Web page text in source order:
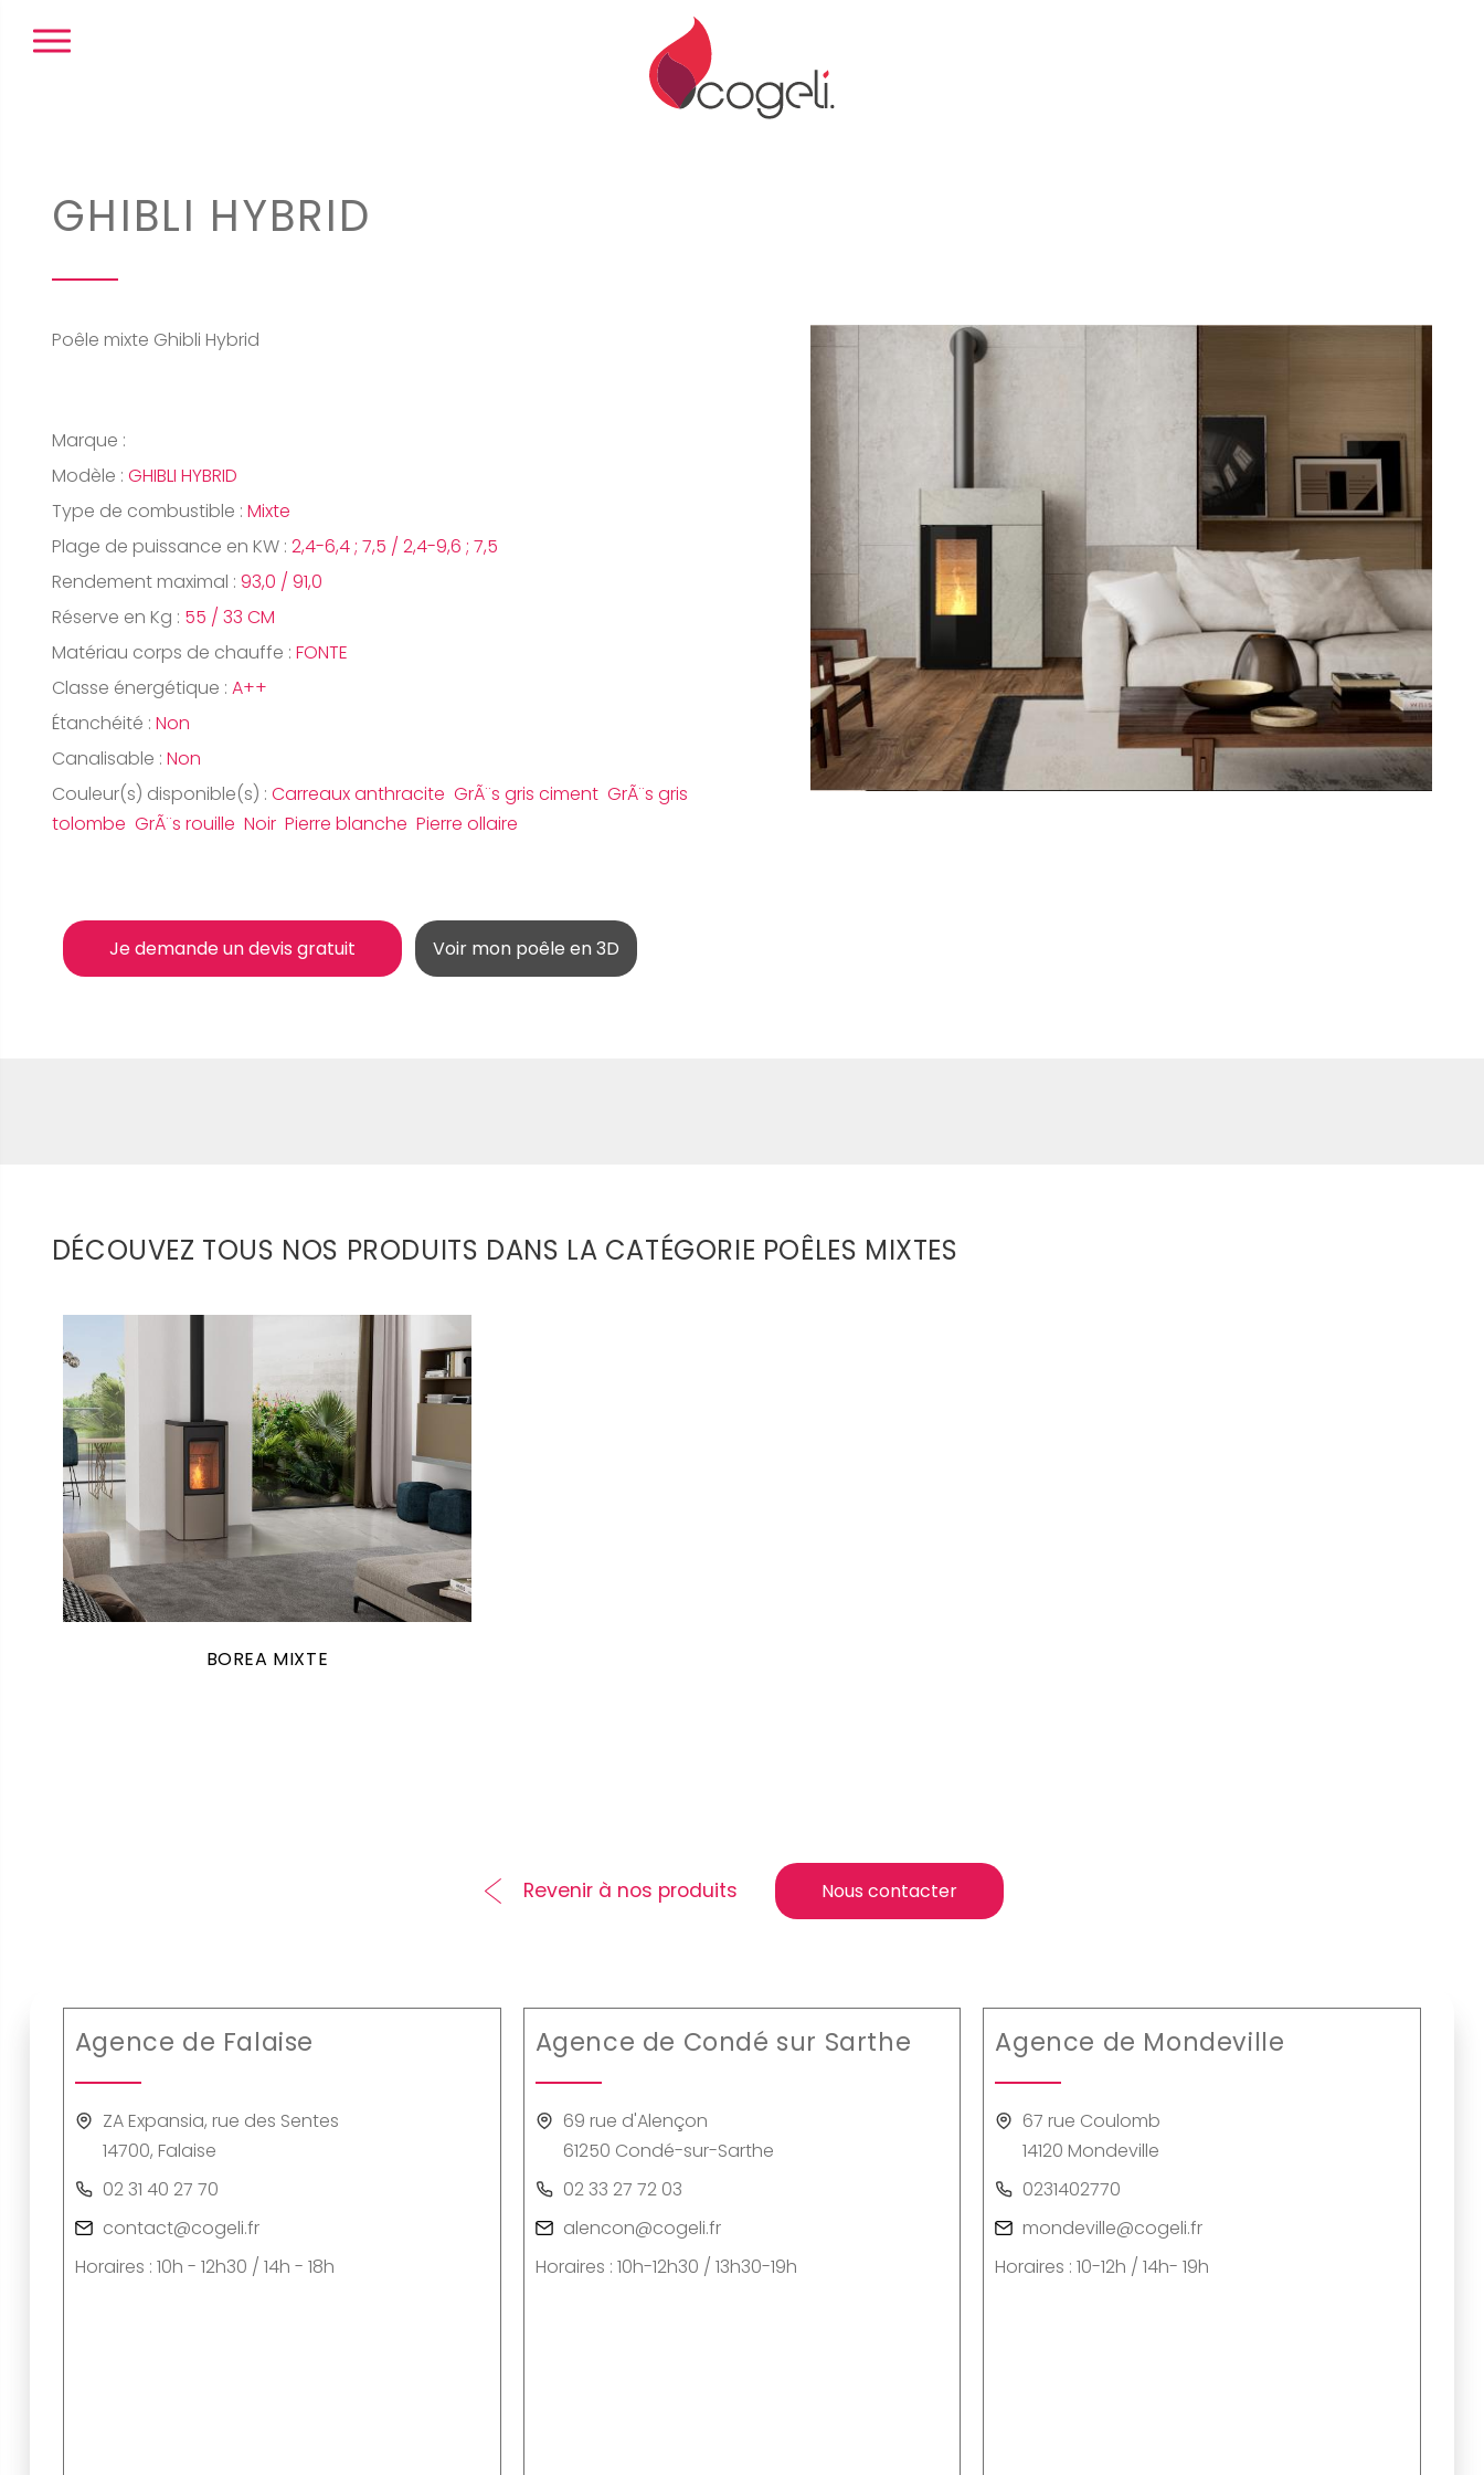
GHIBLI HYBRID
Poêle mixte Ghibli Hybrid
Marque :
Modèle : GHIBLI HYBRID
Type de combustible : Mixte
Plage de puissance en KW : 2,4-6,4 ; 7,5 / 2,4-9,6 ; 7,5
Rendement maximal : 93,0 / 91,0
Réserve en Kg : 55 / 33 CM
Matériau corps de chauffe : FONTE
Classe énergétique : A++
Étanchéité : Non
Canalisable : Non
Couleur(s) disponible(s) : Carreaux anthracite GrÃ¨s gris ciment GrÃ¨s gris
tolombe GrÃ¨s rouille Noir Pierre blanche Pierre ollaire
Je demande un devis gratuit Voir mon poêle en 3D
DÉCOUVEZ TOUS NOS PRODUITS DANS LA CATÉGORIE POÊLES MIXTES
BOREA MIXTE
Revenir à nos produits Nous contacter
Agence de Falaise
ZA Expansia, rue des Sentes
14700, Falaise
02 31 40 27 70
contact@cogeli.fr
Horaires : 10h - 12h30 / 14h - 18h
Agence de Condé sur Sarthe
69 rue d'Alençon
61250 Condé-sur-Sarthe
02 33 27 72 03
alencon@cogeli.fr
Horaires : 10h-12h30 / 13h30-19h
Agence de Mondeville
67 rue Coulomb
14120 Mondeville
0231402770
mondeville@cogeli.fr
Horaires : 10-12h / 14h- 19h